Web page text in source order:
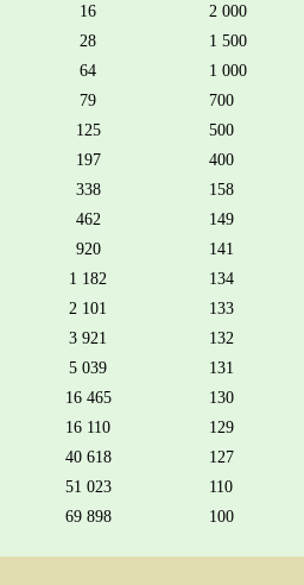
16
2 000
28
1 500
64
1 000
79
700
125
500
197
400
338
158
462
149
920
141
1 182
134
2 101
133
3 921
132
5 039
131
16 465
130
16 110
129
40 618
127
51 023
110
69 898 100